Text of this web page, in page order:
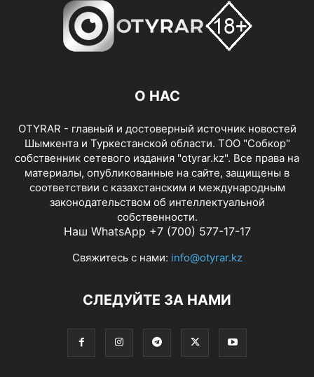
О НАС
OTYRAR - главный и достоверный источник новостей
Шымкента и Туркестанской области. ТОО "Собкор"
собственник сетевого издания "otyrar.kz". Все права на
материалы, опубликованные на сайте, защищены в
соответствии с казахстанским и международным
законодательством об интеллектуальной
собственности.
Наш WhatsApp +7 (700) 577-17-17
Свяжитесь с нами: info@otyrar.kz
СЛЕДУЙТЕ ЗА НАМИ